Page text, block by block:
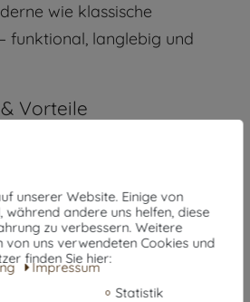
wie klassische
funktional, langlebig und
Vorteile
Cordstoff mit
praktischen Vorratspack
& waschbar bei 30 °C
unserer Website. Einige von
während andere uns helfen, diese
zu verbessern. Weitere
von uns verwendeten Cookies und
finden Sie hier:
Impressum
Statistik